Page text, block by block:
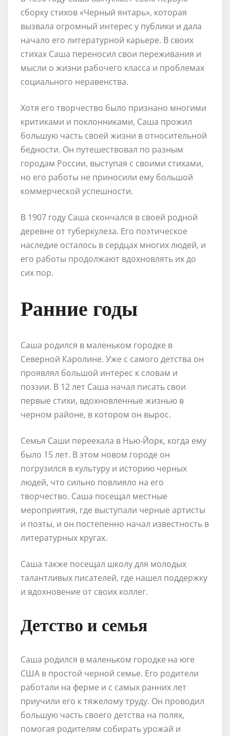
сборку стихов «Черный янтарь», которая
вызвала огромный интерес у публики и дала
начало его литературной карьере. В своих
стихах Саша переносил свои переживания и
мысли о жизни рабочего класса и проблемах
социального неравенства.
Хотя его творчество было признано многими
критиками и поклонниками, Саша прожил
большую часть своей жизни в относительной
бедности. Он путешествовал по разным
городам России, выступая с своими стихами,
но его работы не приносили ему большой
коммерческой успешности.
В 1907 году Саша скончался в своей родной
деревне от туберкулеза. Его поэтическое
наследие осталось в сердцах многих людей, и
его работы продолжают вдохновлять их до
сих пор.
Ранние годы
Саша родился в маленьком городке в
Северной Каролине. Уже с самого детства он
проявлял большой интерес к словам и
поэзии. В 12 лет Саша начал писать свои
первые стихи, вдохновленные жизнью в
черном районе, в котором он вырос.
Семья Саши переехала в Нью-Йорк, когда ему
было 15 лет. В этом новом городе он
погрузился в культуру и историю черных
людей, что сильно повлияло на его
творчество. Саша посещал местные
мероприятия, где выступали черные артисты
и поэты, и он постепенно начал известность в
литературных кругах.
Саша также посещал школу для молодых
талантливых писателей, где нашел поддержку
и вдохновение от своих коллег.
Детство и семья
Саша родился в маленьком городке на юге
США в простой черной семье. Его родители
работали на ферме и с самых ранних лет
приучили его к тяжелому труду. Он проводил
большую часть своего детства на полях,
помогая родителям собирать урожай и